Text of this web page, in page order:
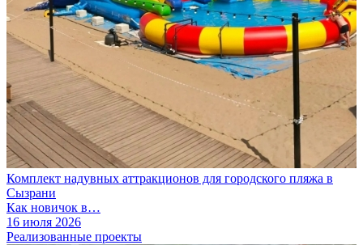
Комплект надувных аттракционов для городского пляжа в
Сызрани
Как новичок в…
16 июля 2026
Реализованные проекты